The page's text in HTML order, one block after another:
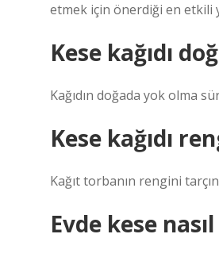
etmek için önerdiği en etkili
Kese kağıdı
Kağıdın doğada yok olma
Kese kağıdı
Kağıt torbanın rengini
Evde kese nasıl